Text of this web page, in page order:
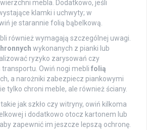
mebla. Dodatkowo, jeśli
klamki i uchwyty; w
je starannie folią bąbelkową.
również wymagają szczególnej uwagi.
wykonanych z pianki lub
ryzyko zarysowań czy
Owiń nogi mebli folią
a narożniki zabezpiecz piankowymi
tylko chroni meble, ale również ściany.
jak szkło czy witryny, owiń kilkoma
i dodatkowo otocz kartonem lub
zapewnić im jeszcze lepszą ochronę.